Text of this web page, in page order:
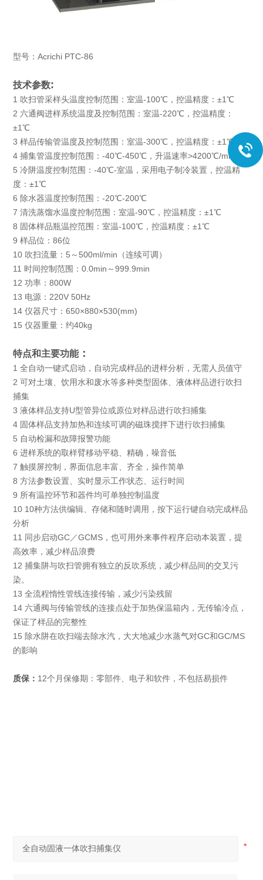
型号：Acrichi PTC-86
技术参数:
1 吹扫管采样头温度控制范围：室温-100℃，控温精度：±1℃
2 六通阀进样系统温度及控制范围：室温-220℃，控温精度：
±1℃
3 样品传输管温度及控制范围：室温-300℃，控温精度：±1℃
4 捕集管温度控制范围：-40℃-450℃，升温速率>4200℃/min
5 冷阱温度控制范围：-40℃-室温，采用电子制冷装置，控温精
度：±1℃
6 除水器温度控制范围：-20℃-200℃
7 清洗蒸馏水温度控制范围：室温-90℃，控温精度：±1℃
8 固体样品瓶温控范围：室温-100℃，控温精度：±1℃
9 样品位：86位
10 吹扫流量：5～500ml/min（连续可调）
11 时间控制范围：0.0min～999.9min
12 功率：800W
13 电源：220V 50Hz
14 仪器尺寸：650×880×530(mm)
15 仪器重量：约40kg
特点和主要功能：
1 全自动一键式启动，自动完成样品的进样分析，无需人员值守
2 可对土壤、饮用水和废水等多种类型固体、液体样品进行吹扫
捕集
3 液体样品支持U型管异位或原位对样品进行吹扫捕集
4 固体样品支持加热和连续可调的磁珠搅拌下进行吹扫捕集
5 自动检漏和故障报警功能
6 进样系统的取样臂移动平稳、精确，噪音低
7 触摸屏控制，界面信息丰富、齐全，操作简单
8 方法参数设置、实时显示工作状态、运行时间
9 所有温控环节和器件均可单独控制温度
10 10种方法供编辑、存储和随时调用，按下运行键自动完成样品
分析
11 同步启动GC／GCMS，也可用外来事件程序启动本装置，提
高效率，减少样品浪费
12 捕集阱与吹扫管拥有独立的反吹系统，减少样品间的交叉污
染。
13 全流程惰性管线连接传输，减少污染残留
14 六通阀与传输管线的连接点处于加热保温箱内，无传输冷点，
保证了样品的完整性
15 除水阱在吹扫端去除水汽，大大地减少水蒸气对GC和GC/MS
的影响
质保 ： 12个月保修期：零部件、电子和软件，不包括易损件